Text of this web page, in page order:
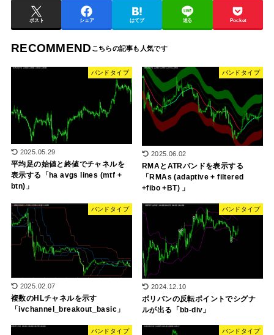
ポスト シェア はてブ 送る Pocket
RECOMMEND
バンドタイプ
2025.05.29
平均足の始値と終値でチャネルを
表示する「ha avgs lines (mtf +
btn)」
バンドタイプ
2025.06.02
RMAとATRバンドを表示する
「RMAs (adaptive + filtered
+fibo +BT) 」
バンドタイプ
2025.02.07
複数のHLチャネルを示す
「ivchannel_breakout_basic」
バンドタイプ
2024.12.10
ボリバンの反転ポイントでシグナ
ルが出る「bb-div」
バンドタイプ バンドタイプ